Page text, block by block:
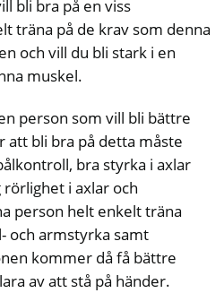
bli bra på en viss
träna på de krav som denna
och vill du bli stark i en
muskel.
person som vill bli bättre
att bli bra på detta måste
bra styrka i axlar
i axlar och
person helt enkelt träna
och armstyrka samt
kommer då få bättre
av att stå på händer.